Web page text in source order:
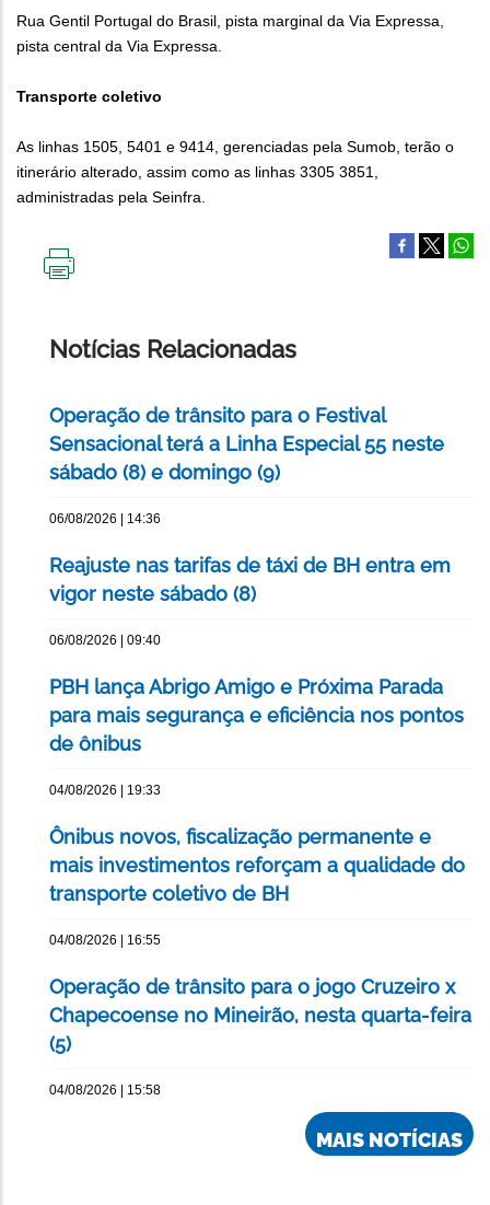
Rua Gentil Portugal do Brasil, pista marginal da Via Expressa,
pista central da Via Expressa.
Transporte coletivo
As linhas 1505, 5401 e 9414, gerenciadas pela Sumob, terão o
itinerário alterado, assim como as linhas 3305 3851,
administradas pela Seinfra.
Notícias Relacionadas
Operação de trânsito para o Festival
Sensacional terá a Linha Especial 55 neste
sábado (8) e domingo (9)
06/08/2026 | 14:36
Reajuste nas tarifas de táxi de BH entra em
vigor neste sábado (8)
06/08/2026 | 09:40
PBH lança Abrigo Amigo e Próxima Parada
para mais segurança e eficiência nos pontos
de ônibus
04/08/2026 | 19:33
Ônibus novos, fiscalização permanente e
mais investimentos reforçam a qualidade do
transporte coletivo de BH
04/08/2026 | 16:55
Operação de trânsito para o jogo Cruzeiro x
Chapecoense no Mineirão, nesta quarta-feira
(5)
04/08/2026 | 15:58
MAIS NOTÍCIAS